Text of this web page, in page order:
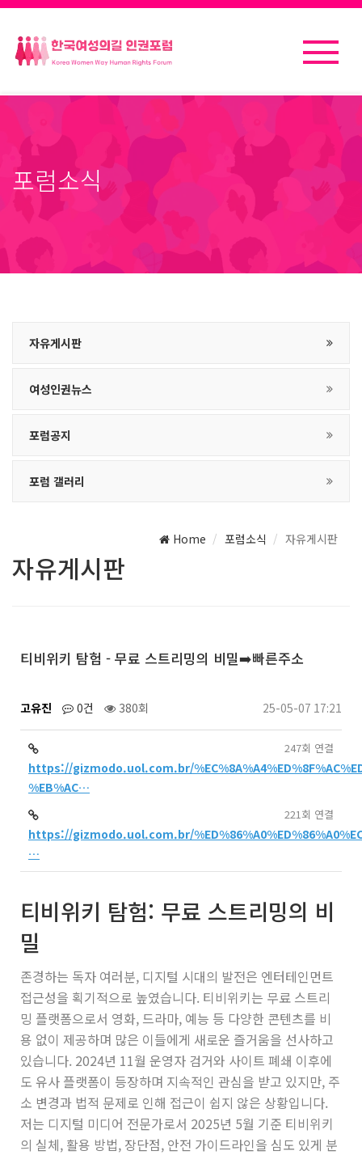
포럼소식
자유게시판
여성인권뉴스
포럼공지
포럼 갤러리
Home 포럼소식 자유게시판
자유게시판
티비위키 탐험 - 무료 스트리밍의 비밀➡️빠른주소
고유진 0건 380회 25-05-07 17:21
https://gizmodo.uol.com.br/
%EB%AC…
247회 연결
https://gizmodo.uol.com.br/
…
221회 연결
티비위키 탐험: 무료 스트리밍의 비
밀
존경하는 독자 여러분, 디지털 시대의 발전은 엔터테인먼트
접근성을 획기적으로 높였습니다. 티비위키는 무료 스트리
밍 플랫폼으로서 영화, 드라마, 예능 등 다양한 콘텐츠를 비
용 없이 제공하며 많은 이들에게 새로운 즐거움을 선사하고
있습니다. 2024년 11월 운영자 검거와 사이트 폐쇄 이후에
도 유사 플랫폼이 등장하며 지속적인 관심을 받고 있지만, 주
소 변경과 법적 문제로 인해 접근이 쉽지 않은 상황입니다.
저는 디지털 미디어 전문가로서 2025년 5월 기준 티비위키
의 실체, 활용 방법, 장단점, 안전 가이드라인을 심도 있게 분